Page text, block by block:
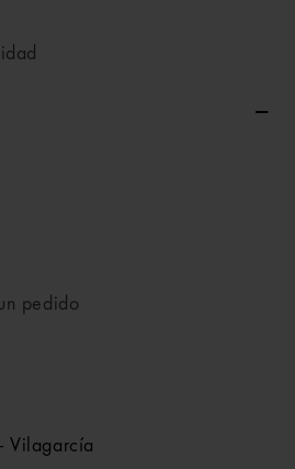
pedido
Vilagarcía